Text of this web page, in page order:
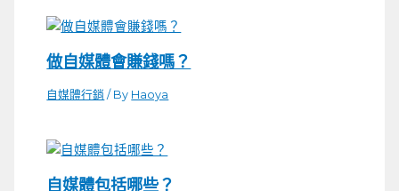
做自媒體會賺錢嗎？
自媒體行銷 / By Haoya
自媒體包括哪些？